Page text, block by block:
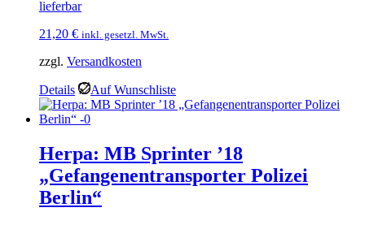
lieferbar
21,20 € inkl. gesetzl. MwSt.
zzgl. Versandkosten
Details Auf Wunschliste
Herpa: MB Sprinter ’18
„Gefangenentransporter Polizei
Berlin“